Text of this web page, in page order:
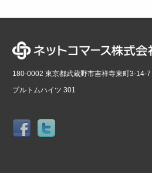
180-0002 東京都武蔵野市吉祥寺東町3-14-7
プルトムハイツ 301